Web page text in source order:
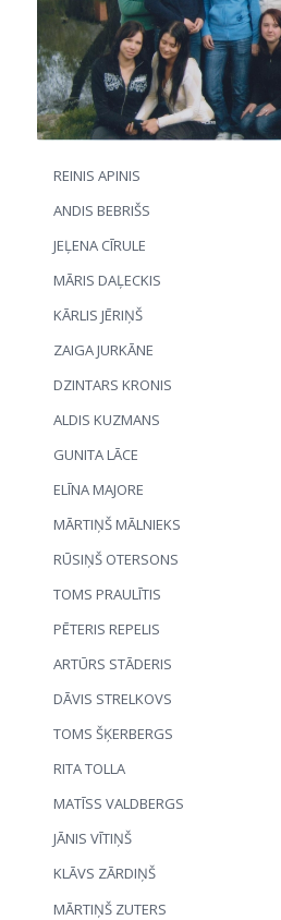
REINIS APINIS
ANDIS BEBRIŠS
JEĻENA CĪRULE
MĀRIS DAĻECKIS
KĀRLIS JĒRIŅŠ
ZAIGA JURKĀNE
DZINTARS KRONIS
ALDIS KUZMANS
GUNITA LĀCE
ELĪNA MAJORE
MĀRTIŅŠ MĀLNIEKS
RŪSIŅŠ OTERSONS
TOMS PRAULĪTIS
PĒTERIS REPELIS
ARTŪRS STĀDERIS
DĀVIS STRELKOVS
TOMS ŠĶERBERGS
RITA TOLLA
MATĪSS VALDBERGS
JĀNIS VĪTIŅŠ
KLĀVS ZĀRDIŅŠ
MĀRTIŅŠ ZUTERS